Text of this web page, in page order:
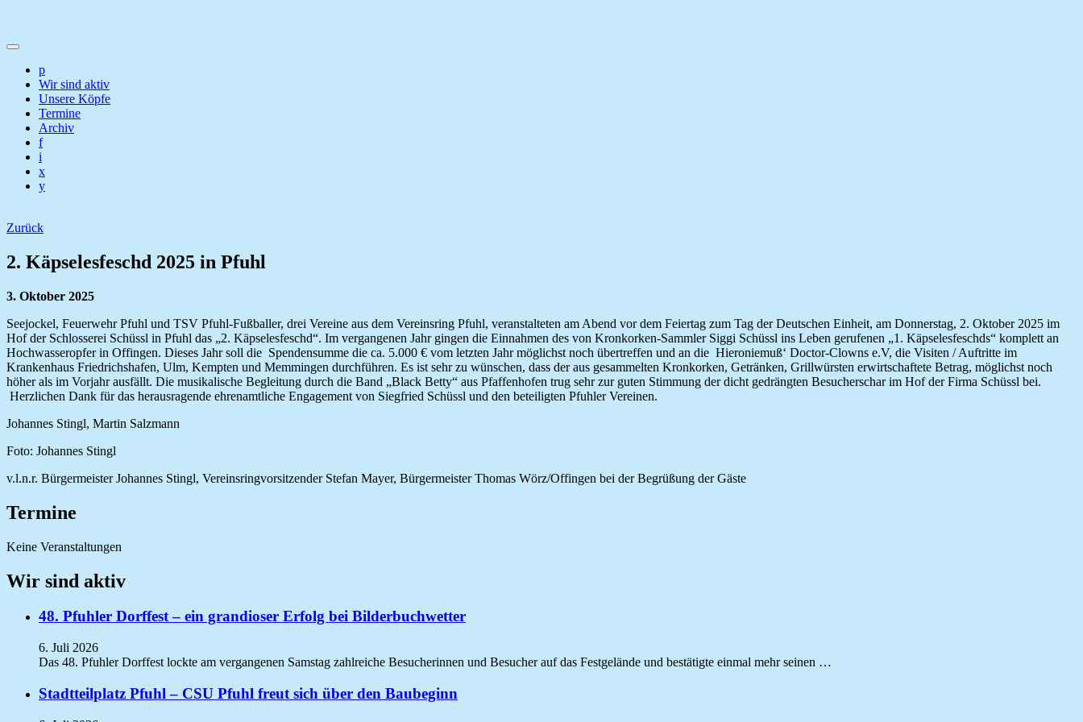
p
Wir sind aktiv
Unsere Köpfe
Termine
Archiv
f
i
x
y
Zurück
2. Käpselesfeschd 2025 in Pfuhl
3. Oktober 2025
Seejockel, Feuerwehr Pfuhl und TSV Pfuhl-Fußballer, drei Vereine aus dem Vereinsring Pfuhl, veranstalteten am Abend vor dem Feiertag zum Tag der Deutschen Einheit, am Donnerstag, 2. Oktober 2025 im
Hof der Schlosserei Schüssl in Pfuhl das „2. Käpselesfeschd“. Im vergangenen Jahr gingen die Einnahmen des von Kronkorken-Sammler Siggi Schüssl ins Leben gerufenen „1. Käpselesfeschds“ komplett an
Hochwasseropfer in Offingen. Dieses Jahr soll die Spendensumme die ca. 5.000 € vom letzten Jahr möglichst noch übertreffen und an die Hieroniemuß‘ Doctor-Clowns e.V, die Visiten / Auftritte im
Krankenhaus Friedrichshafen, Ulm, Kempten und Memmingen durchführen. Es ist sehr zu wünschen, dass der aus gesammelten Kronkorken, Getränken, Grillwürsten erwirtschaftete Betrag, möglichst noch
höher als im Vorjahr ausfällt. Die musikalische Begleitung durch die Band „Black Betty“ aus Pfaffenhofen trug sehr zur guten Stimmung der dicht gedrängten Besucherschar im Hof der Firma Schüssl bei.
Herzlichen Dank für das herausragende ehrenamtliche Engagement von Siegfried Schüssl und den beteiligten Pfuhler Vereinen.
Johannes Stingl, Martin Salzmann
Foto: Johannes Stingl
v.l.n.r. Bürgermeister Johannes Stingl, Vereinsringvorsitzender Stefan Mayer, Bürgermeister Thomas Wörz/Offingen bei der Begrüßung der Gäste
Termine
Keine Veranstaltungen
Wir sind aktiv
48. Pfuhler Dorffest – ein grandioser Erfolg bei Bilderbuchwetter
6. Juli 2026
Das 48. Pfuhler Dorffest lockte am vergangenen Samstag zahlreiche Besucherinnen und Besucher auf das Festgelände und bestätigte einmal mehr seinen …
Stadtteilplatz Pfuhl – CSU Pfuhl freut sich über den Baubeginn